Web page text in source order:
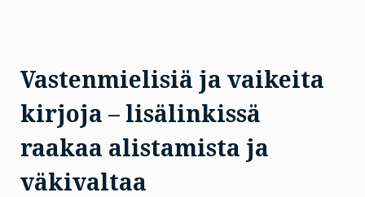
Vastenmielisiä ja vaikeita
kirjoja – lisälinkissä
raakaa alistamista ja
väkivaltaa